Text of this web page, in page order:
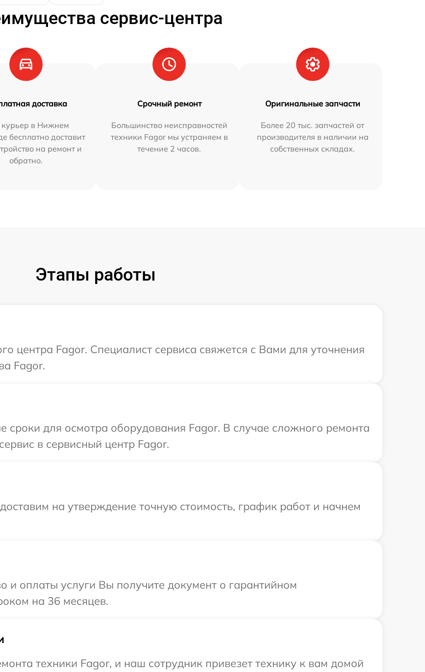
сервис-центра
доставка
в Нижнем
бесплатно доставит
на ремонт и
обратно.
Срочный ремонт
Большинство неисправностей
техники Fagor мы устраняем в
течение 2 часов.
Оригинальные запчасти
Более 20 тыс. запчастей от
производителя в наличии на
собственных складах.
Этапы работы
центра Fagor. Специалист сервиса свяжется с Вами для уточнения
Fagor.
сроки для осмотра оборудования Fagor. В случае сложного ремонта
в сервисный центр Fagor.
на утверждение точную стоимость, график работ и начнем
и оплаты услуги Вы получите документ о гарантийном
на 36 месяцев.
техники Fagor, и наш сотрудник привезет технику к вам домой